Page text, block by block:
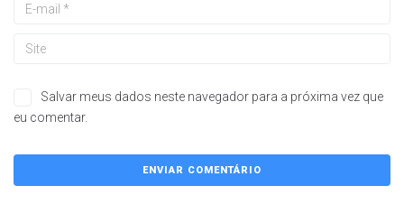
Salvar meus dados neste navegador para a próxima vez que
eu comentar.